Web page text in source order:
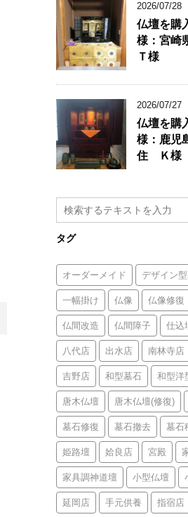
2026/07/28
仏壇を購
様：宮崎
Ｔ様
2026/07/27
仏壇を購
様：鹿児
住 Ｋ様
タグ
オーダーメイド デザイン
一幅掛け 仏像 仏像修復
仏間改造 仏間障子 仕込
八代店 出水店 南林寺店
吉野店 和型墓石 和型洋
唐木仏壇 唐木仏壇(修復)
墓石修復 墓石撤去 墓石
姫路壇 姶良店 宮殿
家具調神道壇 小型仏壇
延岡店 手元供養 指宿店